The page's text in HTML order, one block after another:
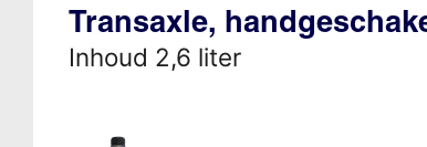
Transaxle,
Inhoud 2,6 liter